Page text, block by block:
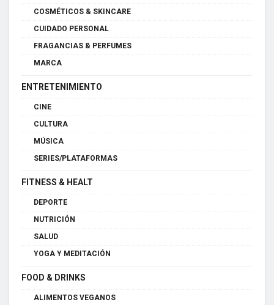
COSMÉTICOS & SKINCARE
CUIDADO PERSONAL
FRAGANCIAS & PERFUMES
MARCA
ENTRETENIMIENTO
CINE
CULTURA
MÚSICA
SERIES/PLATAFORMAS
FITNESS & HEALT
DEPORTE
NUTRICIÓN
SALUD
YOGA Y MEDITACIÓN
FOOD & DRINKS
ALIMENTOS VEGANOS